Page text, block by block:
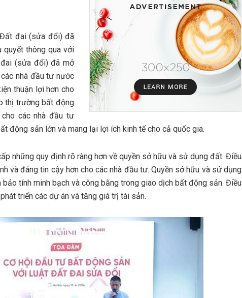
đai (sửa đổi) đã
quyết thông qua với
(sửa đổi) đã mở
nhà đầu tư nước
thuận lợi hơn cho
thị trường bất động
các nhà đầu tư
động sản lớn và mang lại lợi ích kinh tế cho cả quốc gia.
những quy định rõ ràng hơn về quyền sở hữu và sử dụng đất. Điều
và đáng tin cậy hơn cho các nhà đầu tư. Quyền sở hữu và sử dụng
tính minh bạch và công bằng trong giao dịch bất động sản. Điều
triển các dự án và tăng giá trị tài sản.